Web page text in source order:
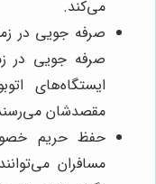
می‌کند.
صرفه جویی در
صرفه جویی در
ایستگاه‌های
مقصدشان
حفظ حریم
مسافران